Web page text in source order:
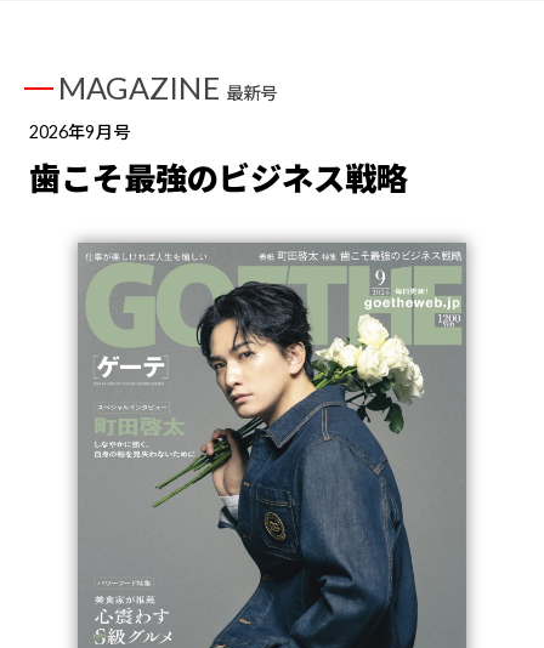
MAGAZINE 最新号
2026年9月号
歯こそ最強のビジネス戦略